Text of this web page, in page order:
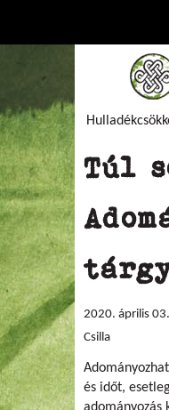
Túl
2020. április 03.
Csilla
és időt,